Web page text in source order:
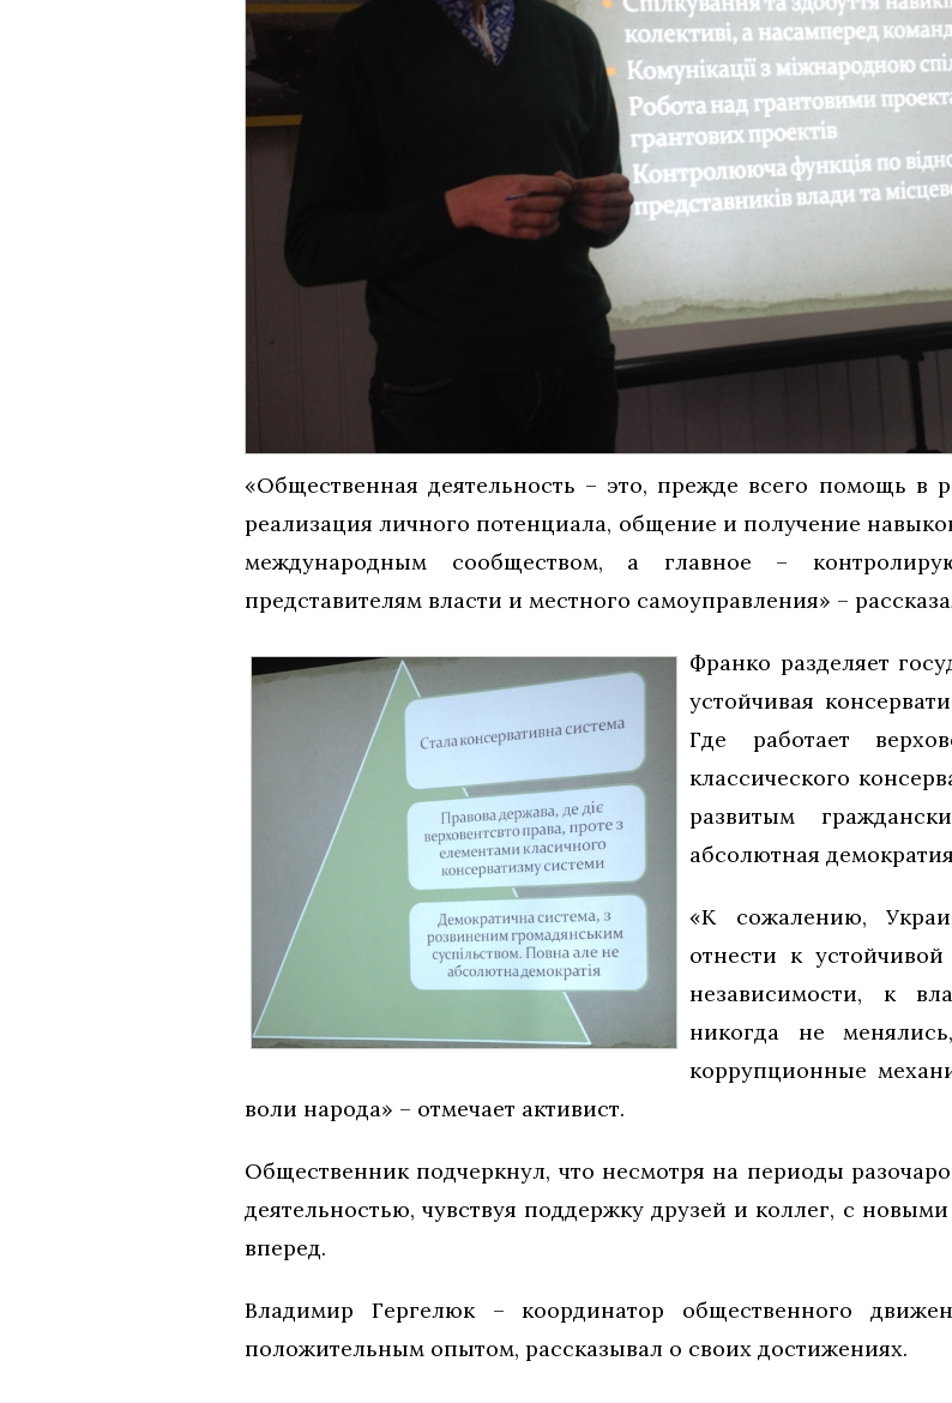
«Общественная деятельность – это, прежде всего помощь
реализация личного потенциала, общение и получение
международным сообществом, а главное –
представителям власти и местного самоуправления» –
Франко разделяет
устойчивая
Где работает
классического
развитым
абсолютная
«К сожалению,
отнести к
независимости, к
никогда не
коррупционные
воли народа» – отмечает активист.
Общественник подчеркнул, что несмотря на периоды
деятельностью, чувствуя поддержку друзей и коллег, с
вперед.
Владимир Гергелюк – координатор общественного
положительным опытом, рассказывал о своих достижениях.